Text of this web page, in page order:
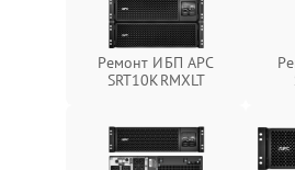
Ремонт ИБП APC
SRT10KRMXLT